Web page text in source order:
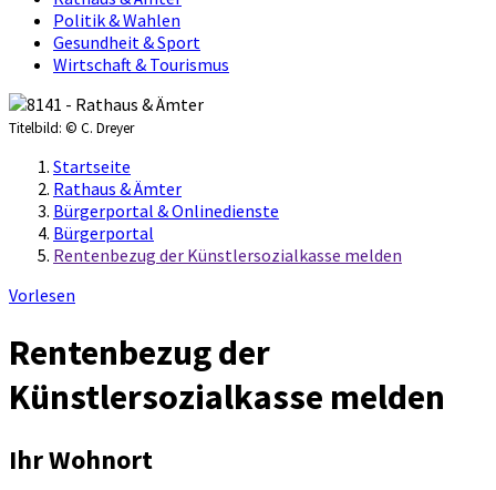
Politik & Wahlen
Gesundheit & Sport
Wirtschaft & Tourismus
Titelbild: © C. Dreyer
Startseite
Rathaus & Ämter
Bürgerportal & Onlinedienste
Bürgerportal
Rentenbezug der Künstlersozialkasse melden
Vorlesen
Rentenbezug der
Künstlersozialkasse melden
Ihr Wohnort